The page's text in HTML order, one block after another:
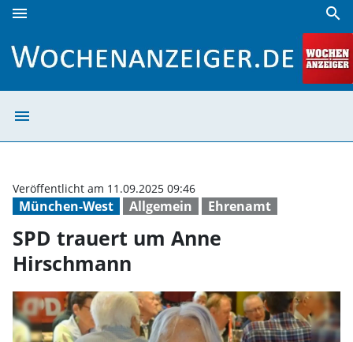
menu search
menu
München-West Allgemein Ehrenamt
Veröffentlicht am 11.09.2025 09:46
SPD trauert um Anne
Hirschmann